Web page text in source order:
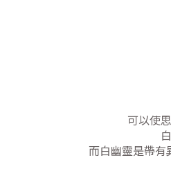
可以使
而白幽靈是帶